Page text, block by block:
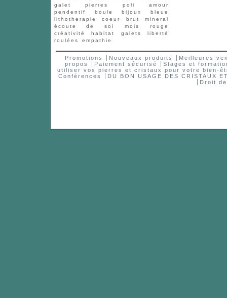
galet
pierres poli
amour
pendentif
boule bijoux
bleue
lithotherapie
coeur brut
mineral
écoute de soi
mois
rouge
créativité
habitat galets
liberté
roulées
empathie
Promotions Nouveaux produits
Meilleures
propos
Paiement sécurisé
Stages et
utiliser vos pierres et cristaux pour votre bien-
Conférences
DU BON USAGE DES CRISTAUX
Droit